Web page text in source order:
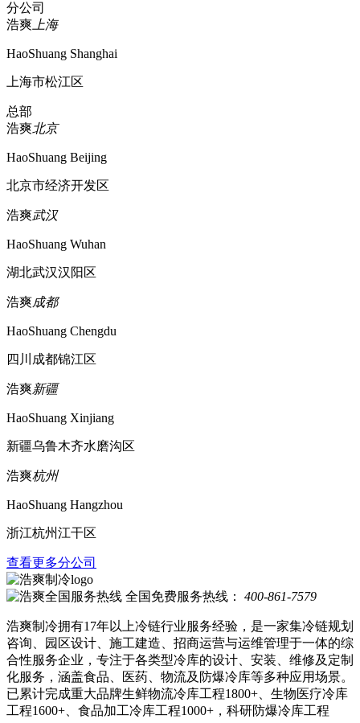
分公司
浩爽上海
HaoShuang Shanghai
上海市松江区
总部
浩爽北京
HaoShuang Beijing
北京市经济开发区
浩爽武汉
HaoShuang Wuhan
湖北武汉汉阳区
浩爽成都
HaoShuang Chengdu
四川成都锦江区
浩爽新疆
HaoShuang Xinjiang
新疆乌鲁木齐水磨沟区
浩爽杭州
HaoShuang Hangzhou
浙江杭州江干区
查看更多分公司
全国免费服务热线： 400-861-7579
浩爽制冷拥有17年以上冷链行业服务经验，是一家集冷链规划
咨询、园区设计、施工建造、招商运营与运维管理于一体的综
合性服务企业，专注于各类型冷库的设计、安装、维修及定制
化服务，涵盖食品、医药、物流及防爆冷库等多种应用场景。
已累计完成重大品牌生鲜物流冷库工程1800+、生物医疗冷库
工程1600+、食品加工冷库工程1000+，科研防爆冷库工程